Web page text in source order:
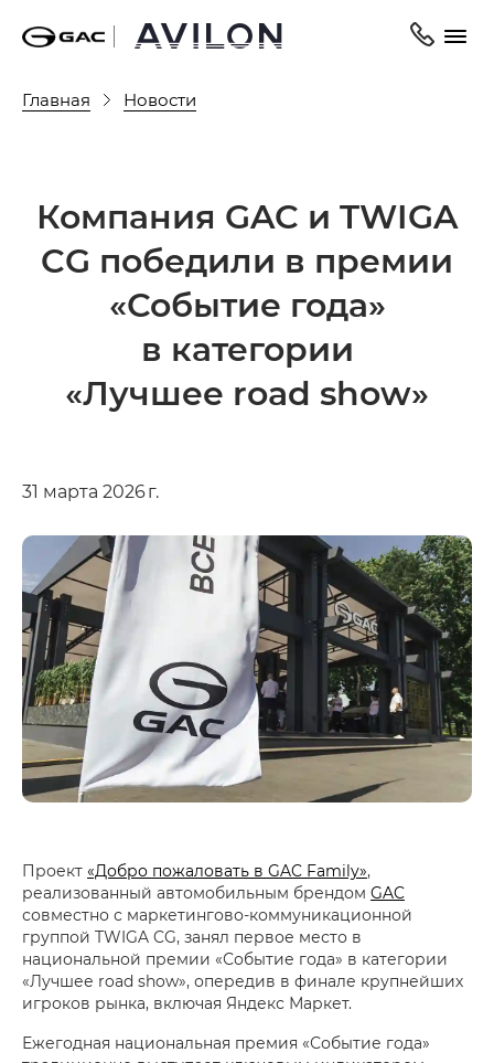
Главная Новости
Компания GAC и TWIGA
CG победили в премии
«Событие года»
в категории
«Лучшее road show»
31 марта 2026 г.
Проект «Добро пожаловать в GAC Family»,
реализованный автомобильным брендом GAC
совместно с маркетингово-коммуникационной
группой TWIGA CG, занял первое место в
национальной премии «Событие года» в категории
«Лучшее road show», опередив в финале крупнейших
игроков рынка, включая Яндекс Маркет.
Ежегодная национальная премия «Событие года»